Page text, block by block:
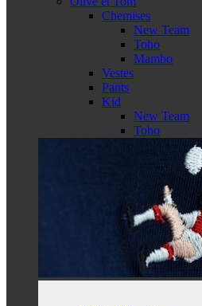
Chemises
New Team
Toho
Mambo
Vestes
Pants
Kid
New Team
Toho